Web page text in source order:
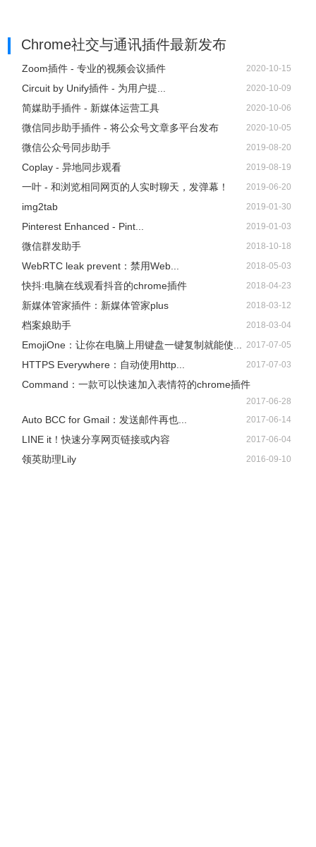
Chrome社交与通讯插件最新发布
Zoom插件 - 专业的视频会议插件 2020-10-15
Circuit by Unify插件 - 为用户提... 2020-10-09
简媒助手插件 - 新媒体运营工具 2020-10-06
微信同步助手插件 - 将公众号文章多平台发布 2020-10-05
微信公众号同步助手 2019-08-20
Coplay - 异地同步观看 2019-08-19
一叶 - 和浏览相同网页的人实时聊天，发弹幕！ 2019-06-20
img2tab 2019-01-30
Pinterest Enhanced - Pint... 2019-01-03
微信群发助手 2018-10-18
WebRTC leak prevent：禁用Web... 2018-05-03
快抖:电脑在线观看抖音的chrome插件 2018-04-23
新媒体管家插件：新媒体管家plus 2018-03-12
档案娘助手 2018-03-04
EmojiOne：让你在电脑上用键盘一键复制就能使... 2017-07-05
HTTPS Everywhere：自动使用http... 2017-07-03
Command：一款可以快速加入表情符的chrome插件
2017-06-28
Auto BCC for Gmail：发送邮件再也... 2017-06-14
LINE it！快速分享网页链接或内容 2017-06-04
领英助理Lily 2016-09-10